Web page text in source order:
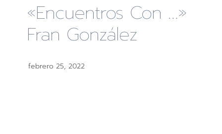
«Encuentros Con …»
Fran González
febrero 25, 2022